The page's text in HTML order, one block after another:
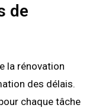
de
la rénovation
des délais.
chaque tâche